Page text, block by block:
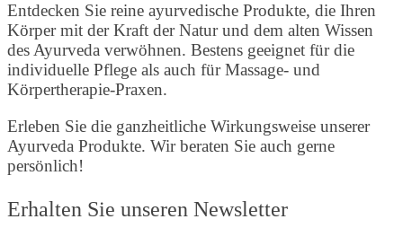
Entdecken Sie reine ayurvedische Produkte, die Ihren
Körper mit der Kraft der Natur und dem alten Wissen
des Ayurveda verwöhnen. Bestens geeignet für die
individuelle Pflege als auch für Massage- und
Körpertherapie-Praxen.
Erleben Sie die ganzheitliche Wirkungsweise unserer
Ayurveda Produkte. Wir beraten Sie auch gerne
persönlich!
Erhalten Sie unseren Newsletter